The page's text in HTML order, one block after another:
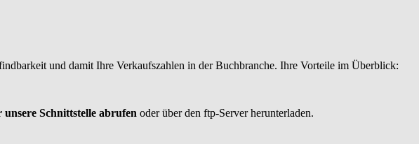
und damit Ihre Verkaufszahlen in der Buchbranche. Ihre Vorteile im Überblick:
Schnittstelle abrufen oder über den ftp-Server herunterladen.